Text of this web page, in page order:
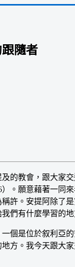
隨者
教會，跟大家交
。願意藉著一同
許。安提阿除了
們有什麼學習的地
是位於叙利亞的
方。我今天跟大